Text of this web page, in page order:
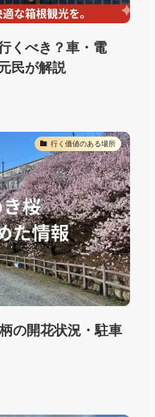
くべき？車・電
民が解説
行く価値のある場所
の開花状況・駐車